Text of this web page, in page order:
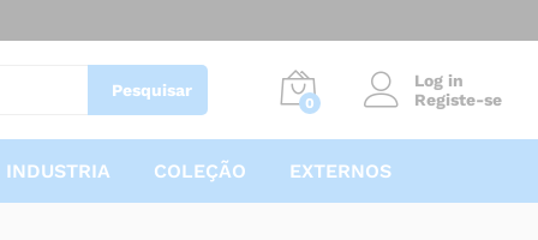
Pesquisar
0
Log in
Registe-se
INDUSTRIA COLEÇÃO EXTERNOS